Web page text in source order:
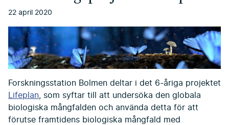
22 april 2020
Forskningsstation Bolmen deltar i det 6-åriga projektet
Lifeplan , som syftar till att undersöka den globala
biologiska mångfalden och använda detta för att
förutse framtidens biologiska mångfald med